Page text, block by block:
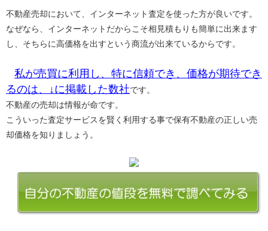
不動産売却において、インターネット査定を使った方が良いです。
なぜなら、インターネットだからこそ相見積もりも簡単に出来ます
し、そちらに高価格を出すという商流が出来ているからです。
私が売買に利用し、特に信頼でき、価格が期待でき
るのは、↓に掲載した数社です。
不動産の売却は情報が命です。
こういった査定サービスを賢く利用する事で保有不動産の正しい売
却価格を知りましょう。